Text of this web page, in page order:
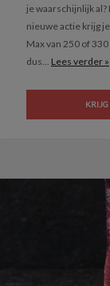
je waarschijnlijk
nieuwe actie krijg
Max van 250 of
dus... Lees verder »
KRIJG